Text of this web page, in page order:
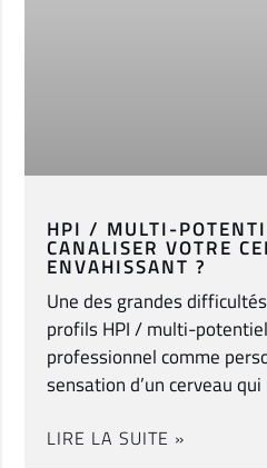
HPI / MULTI-
CANALISER VOTRE
ENVAHISSANT ?
Une des grandes
profils HPI / multi-
professionnel comme
sensation d’un cerveau
LIRE LA SUITE »